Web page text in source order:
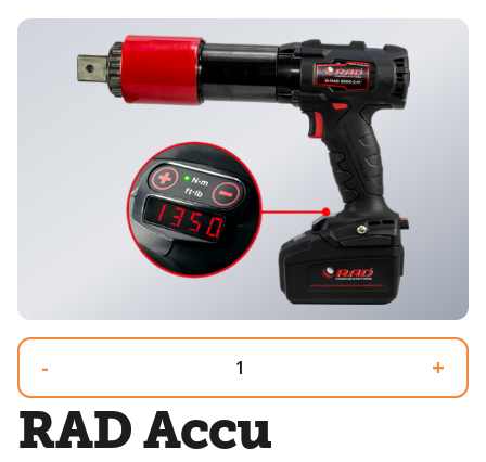
- +
RAD Accu